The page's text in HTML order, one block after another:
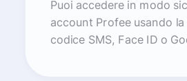
Puoi accedere in modo
account Profee usando
codice SMS, Face ID o